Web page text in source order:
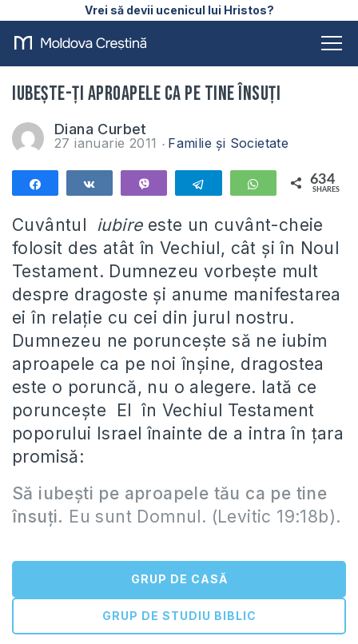
Vrei să devii ucenicul lui Hristos?
Iubeşte-ţi aproapele ca pe tine însuţi
Diana Curbet
27 ianuarie 2011 Familie și Societate
Telegram WhatsApp
634
SHARES
Cuvântul iubire este un cuvânt-cheie
folosit des atât în Vechiul, cât şi în Noul
Testament. Dumnezeu vorbeşte mult
despre dragoste şi anume manifestarea
ei în relaţie cu cei din jurul nostru.
Dumnezeu ne porunceşte să ne iubim
aproapele ca pe noi înşine, dragostea
este o poruncă, nu o alegere. Iată ce
porunceşte El în Vechiul Testament
poporului Israel înainte de a intra în ţara
promisă:
Să iubeşti pe aproapele tău ca pe tine
însuţi. Eu sunt Domnul. (Levitic 19:18b).
GRUP DE CASĂ
GRUP DE STUDIU BIBLIC